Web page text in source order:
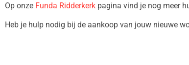
Op onze Funda Ridderkerk pagina vind je nog meer
Heb je hulp nodig bij de aankoop van jouw nieuwe